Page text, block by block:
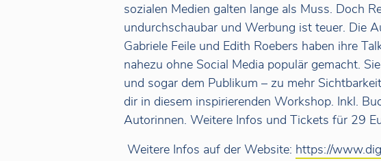
sozialen Medien galten lange als Muss. Doch
undurchschaubar und Werbung ist teuer. Die
Gabriele Feile und Edith Roebers haben ihre
nahezu ohne Social Media populär gemacht.
und sogar dem Publikum – zu mehr
dir in diesem inspirierenden Workshop. Inkl.
Autorinnen. Weitere Infos und Tickets für 29
Weitere Infos auf der Website: https://